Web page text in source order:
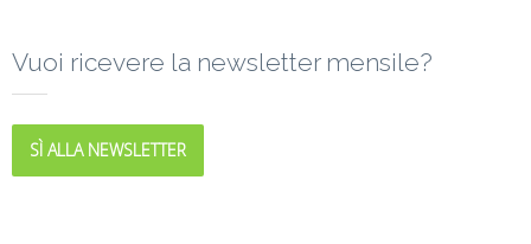
Vuoi ricevere la newsletter mensile?
SÌ ALLA NEWSLETTER